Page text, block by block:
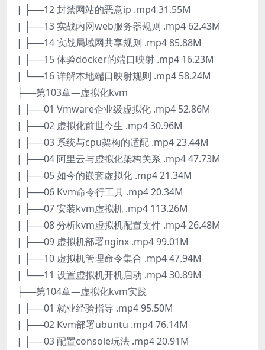
| ├──12 封禁网站的恶意ip .mp4 31.55M
| ├──13 实战内网web服务器规则 .mp4 62.43M
| ├──14 实战局域网共享规则 .mp4 85.88M
| ├──15 体验docker的端口映射 .mp4 16.23M
| └──16 详解本地端口映射规则 .mp4 58.24M
├──第103章—虚拟化kvm
| ├──01 Vmware企业级虚拟化 .mp4 52.86M
| ├──02 虚拟化前世今生 .mp4 30.96M
| ├──03 系统与cpu架构的适配 .mp4 23.44M
| ├──04 阿里云与虚拟化架构关系 .mp4 47.73M
| ├──05 如今的嵌套虚拟化 .mp4 21.34M
| ├──06 Kvm命令行工具 .mp4 20.34M
| ├──07 安装kvm虚拟机 .mp4 113.26M
| ├──08 分析kvm虚拟机配置文件 .mp4 26.48M
| ├──09 虚拟机部署nginx .mp4 99.01M
| ├──10 虚拟机管理命令集合 .mp4 47.94M
| └──11 设置虚拟机开机启动 .mp4 30.89M
├──第104章—虚拟化kvm实践
| ├──01 就业经验指导 .mp4 95.50M
| ├──02 Kvm部署ubuntu .mp4 76.14M
| ├──03 配置console玩法 .mp4 20.91M